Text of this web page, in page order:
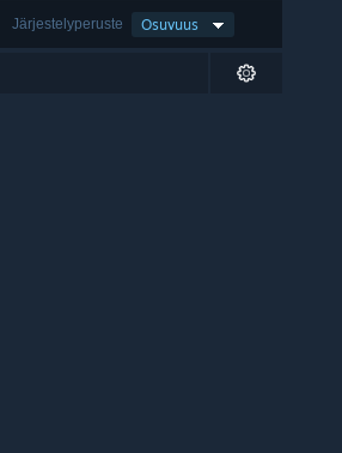
Järjestelyperuste Osuvuus